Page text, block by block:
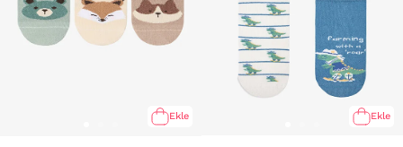
Ekle Ekle